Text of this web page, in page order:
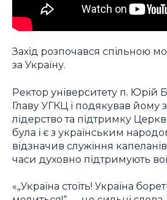
Захід розпочався спільною
за Україну.
Ректор університету п. Юрій
Главу УГКЦ і подякував йому
лідерство та підтримку
була і є з українським
відзначив служіння
часи духовно підтримують
«„Україна стоїть! Україна